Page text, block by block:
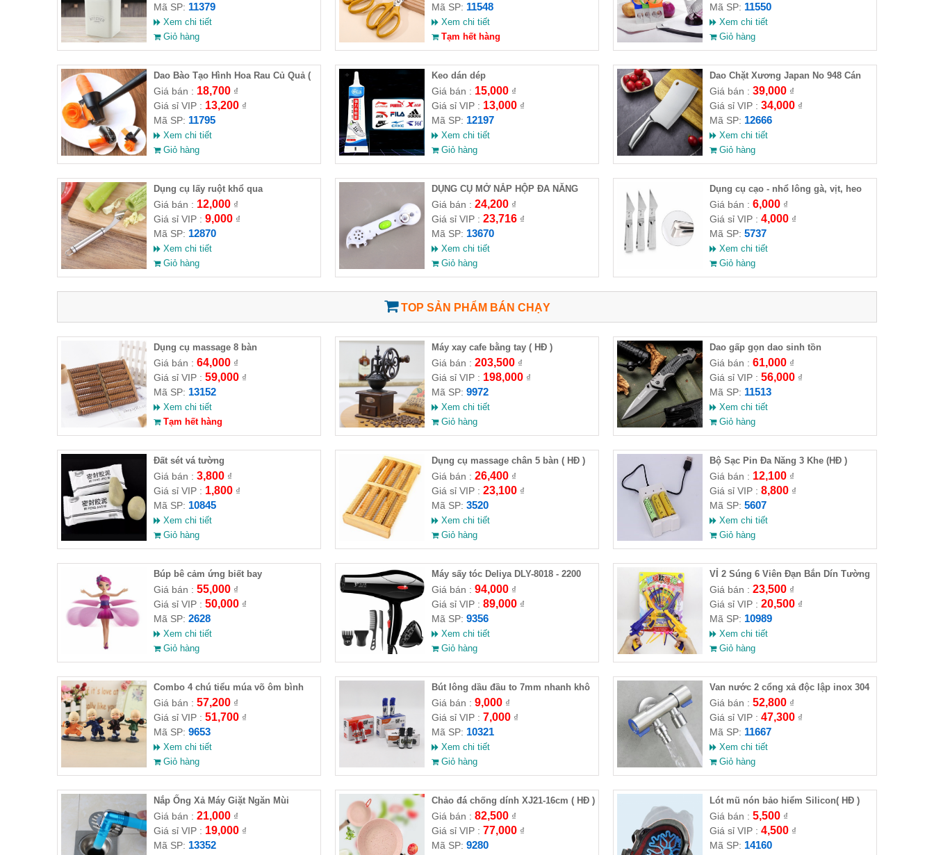
Mã SP: 11379
Xem chi tiết
Giỏ hàng
Mã SP: 11548
Xem chi tiết
Tạm hết hàng
Mã SP: 11550
Xem chi tiết
Giỏ hàng
Dao Bào Tạo Hình Hoa Rau Củ Quả (
HĐ )
Giá bán : 18,700₫
Giá sỉ VIP : 13,200₫
Mã SP: 11795
Xem chi tiết
Giỏ hàng
Keo dán dép
Giá bán : 15,000₫
Giá sỉ VIP : 13,000₫
Mã SP: 12197
Xem chi tiết
Giỏ hàng
Dao Chặt Xương Japan No 948 Cán
Inox
Giá bán : 39,000₫
Giá sỉ VIP : 34,000₫
Mã SP: 12666
Xem chi tiết
Giỏ hàng
Dụng cụ lấy ruột khổ qua
Giá bán : 12,000₫
Giá sỉ VIP : 9,000₫
Mã SP: 12870
Xem chi tiết
Giỏ hàng
DỤNG CỤ MỞ NẮP HỘP ĐA NĂNG
KITCHEN CANDO 6IN1
Giá bán : 24,200₫
Giá sỉ VIP : 23,716₫
Mã SP: 13670
Xem chi tiết
Giỏ hàng
Dụng cụ cạo - nhổ lông gà, vịt, heo
Giá bán : 6,000₫
Giá sỉ VIP : 4,000₫
Mã SP: 5737
Xem chi tiết
Giỏ hàng
TOP SẢN PHẨM BÁN CHẠY
Dụng cụ massage 8 bàn
Giá bán : 64,000₫
Giá sỉ VIP : 59,000₫
Mã SP: 13152
Xem chi tiết
Tạm hết hàng
Máy xay cafe bằng tay ( HĐ )
Giá bán : 203,500₫
Giá sỉ VIP : 198,000₫
Mã SP: 9972
Xem chi tiết
Giỏ hàng
Dao gấp gọn dao sinh tồn
Giá bán : 61,000₫
Giá sỉ VIP : 56,000₫
Mã SP: 11513
Xem chi tiết
Giỏ hàng
Đất sét vá tường
Giá bán : 3,800₫
Giá sỉ VIP : 1,800₫
Mã SP: 10845
Xem chi tiết
Giỏ hàng
Dụng cụ massage chân 5 bàn ( HĐ )
Giá bán : 26,400₫
Giá sỉ VIP : 23,100₫
Mã SP: 3520
Xem chi tiết
Giỏ hàng
Bộ Sạc Pin Đa Năng 3 Khe (HĐ )
Giá bán : 12,100₫
Giá sỉ VIP : 8,800₫
Mã SP: 5607
Xem chi tiết
Giỏ hàng
​Búp bê cảm ứng biết bay
Giá bán : 55,000₫
Giá sỉ VIP : 50,000₫
Mã SP: 2628
Xem chi tiết
Giỏ hàng
Máy sấy tóc Deliya DLY-8018 - 2200
Giá bán : 94,000₫
Giá sỉ VIP : 89,000₫
Mã SP: 9356
Xem chi tiết
Giỏ hàng
VỈ 2 Súng 6 Viên Đạn Bắn Dín Tường
Giá bán : 23,500₫
Giá sỉ VIP : 20,500₫
Mã SP: 10989
Xem chi tiết
Giỏ hàng
Combo 4 chú tiểu múa võ ôm bình
rượu ( HĐ )
Giá bán : 57,200₫
Giá sỉ VIP : 51,700₫
Mã SP: 9653
Xem chi tiết
Giỏ hàng
Bút lông dầu đầu to 7mm nhanh khô
Giá bán : 9,000₫
Giá sỉ VIP : 7,000₫
Mã SP: 10321
Xem chi tiết
Giỏ hàng
Van nước 2 cổng xả độc lập inox 304
( Full VAT )
Giá bán : 52,800₫
Giá sỉ VIP : 47,300₫
Mã SP: 11667
Xem chi tiết
Giỏ hàng
Nắp Ống Xả Máy Giặt Ngăn Mùi
Giá bán : 21,000₫
Giá sỉ VIP : 19,000₫
Mã SP: 13352
Chảo đá chống dính XJ21-16cm ( HĐ )
Giá bán : 82,500₫
Giá sỉ VIP : 77,000₫
Mã SP: 9280
Lót mũ nón bảo hiểm Silicon( HĐ )
Giá bán : 5,500₫
Giá sỉ VIP : 4,500₫
Mã SP: 14160